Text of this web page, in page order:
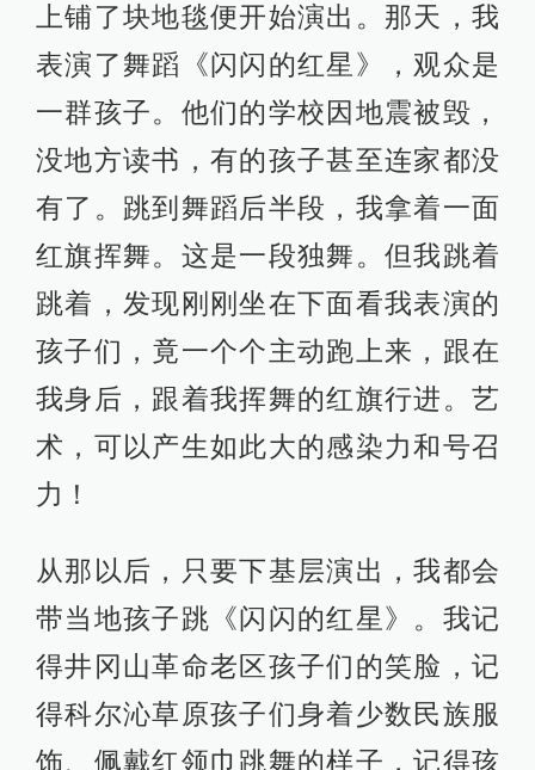
上铺了块地毯便开始演出。那天，我
表演了舞蹈《闪闪的红星》，观众是
一群孩子。他们的学校因地震被毁，
没地方读书，有的孩子甚至连家都没
有了。跳到舞蹈后半段，我拿着一面
红旗挥舞。这是一段独舞。但我跳着
跳着，发现刚刚坐在下面看我表演的
孩子们，竟一个个主动跑上来，跟在
我身后，跟着我挥舞的红旗行进。艺
术，可以产生如此大的感染力和号召
力！
从那以后，只要下基层演出，我都会
带当地孩子跳《闪闪的红星》。我记
得井冈山革命老区孩子们的笑脸，记
得科尔沁草原孩子们身着少数民族服
饰、佩戴红领巾跳舞的样子，记得孩